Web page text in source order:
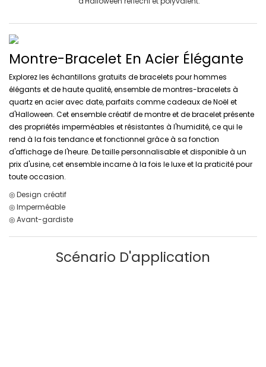
Montre-Bracelet En Acier Élégante
Explorez les échantillons gratuits de bracelets pour hommes
élégants et de haute qualité, ensemble de montres-bracelets à
quartz en acier avec date, parfaits comme cadeaux de Noël et
d'Halloween. Cet ensemble créatif de montre et de bracelet présente
des propriétés imperméables et résistantes à l'humidité, ce qui le
rend à la fois tendance et fonctionnel grâce à sa fonction
d'affichage de l'heure. De taille personnalisable et disponible à un
prix d'usine, cet ensemble incarne à la fois le luxe et la praticité pour
toute occasion.
◎ Design créatif
◎ Imperméable
◎ Avant-gardiste
Scénario D'application